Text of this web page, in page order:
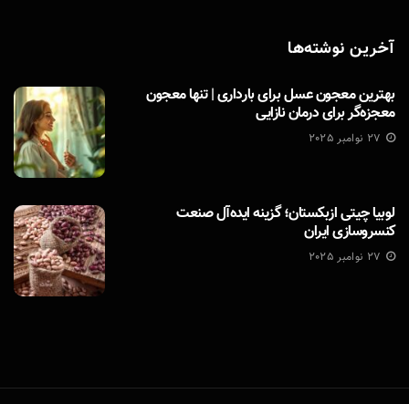
آخرین نوشته‌ها
بهترین معجون عسل برای بارداری | تنها معجون
معجزه‌گر برای درمان نازایی
27 نوامبر 2025
لوبیا چیتی ازبکستان؛ گزینه ایده‌آل صنعت
کنسروسازی ایران
27 نوامبر 2025